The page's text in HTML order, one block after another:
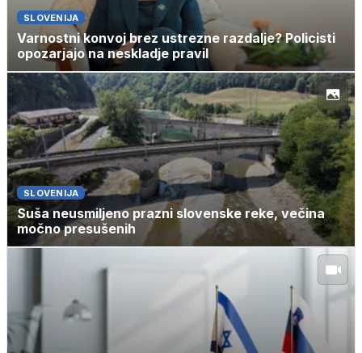
SLOVENIJA
Varnostni konvoj brez ustrezne razdalje? Policisti
opozarjajo na neskladje pravil
SLOVENIJA
Suša neusmiljeno prazni slovenske reke, večina
močno presušenih